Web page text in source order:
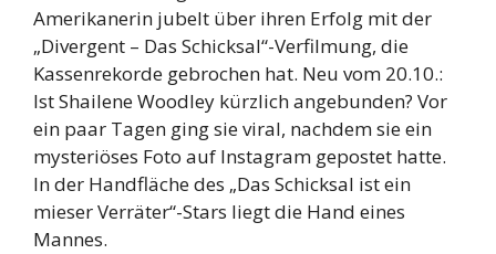
Amerikanerin jubelt über ihren Erfolg mit der
„Divergent – Das Schicksal“-Verfilmung, die
Kassenrekorde gebrochen hat. Neu vom 20.10.:
Ist Shailene Woodley kürzlich angebunden? Vor
ein paar Tagen ging sie viral, nachdem sie ein
mysteriöses Foto auf Instagram gepostet hatte.
In der Handfläche des „Das Schicksal ist ein
mieser Verräter“-Stars liegt die Hand eines
Mannes.